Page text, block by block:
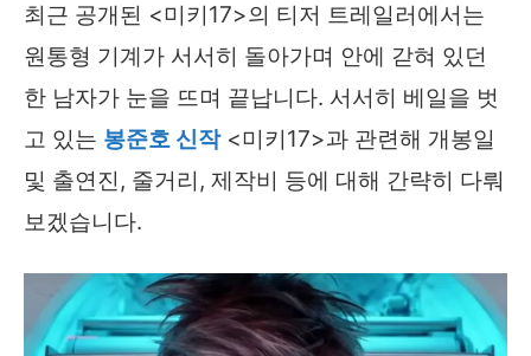
최근 공개된 <미키17>의 티저 트레일러에서는
원통형 기계가 서서히 돌아가며 안에 갇혀 있던
한 남자가 눈을 뜨며 끝납니다. 서서히 베일을 벗
고 있는 봉준호 신작<미키17>과 관련해 개봉일
및 출연진, 줄거리, 제작비 등에 대해 간략히 다뤄
보겠습니다.